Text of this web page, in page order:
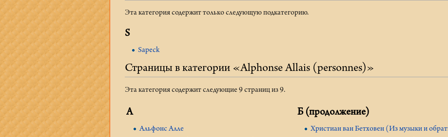
Эта категория содержит только следующую подкатегорию.
S
Sapeck
Страницы в категории «Alphonse Allais (personnes)»
Эта категория содержит следующие 9 страниц из 9.
А
Альфонс Алле
Б (продолжение)
Христиан ван Бетховен (Из музыки и